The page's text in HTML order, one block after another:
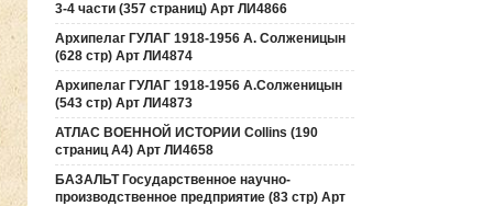
3-4 части (357 страниц) Арт ЛИ4866
Архипелаг ГУЛАГ 1918-1956 А. Солженицын
(628 стр) Арт ЛИ4874
Архипелаг ГУЛАГ 1918-1956 А.Солженицын
(543 стр) Арт ЛИ4873
АТЛАС ВОЕННОЙ ИСТОРИИ Collins (190
страниц А4) Арт ЛИ4658
БАЗАЛЬТ Государственное научно-
производственное предприятие (83 стр) Арт